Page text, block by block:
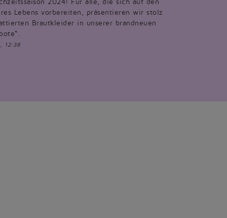
2024! Für alle, die sich auf den
Lebens vorbereiten, präsentieren wir stolz
Brautkleider in unserer brandneuen
12:38